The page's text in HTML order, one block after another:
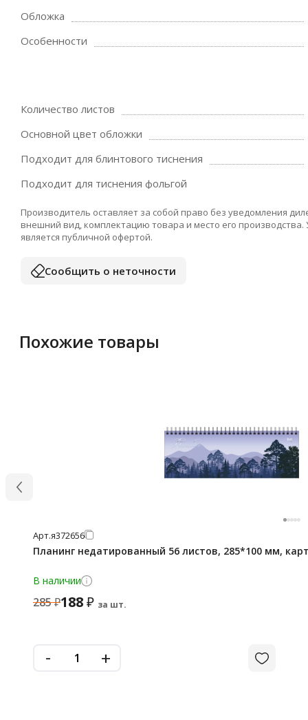
Обложка
Особенности
Количество листов
Основной цвет обложки
Подходит для блинтового тиснения
Подходит для тиснения фольгой
Производитель оставляет за собой право без уведомления
внешний вид, комплектацию товара и место его
является публичной офертой.
Сообщить о неточности
Похожие товары
Арт.я372656
Планинг недатированный 56 листов, 285*100 мм,
В наличии
285₽188₽ за шт.
- +